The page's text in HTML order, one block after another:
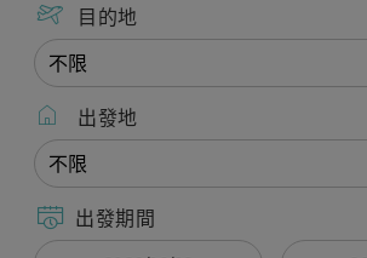
目的地
出發地
出發期間